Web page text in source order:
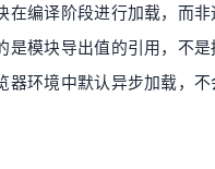
在编译阶段进行加载，而
是模块导出值的引用，不是
器环境中默认异步加载，